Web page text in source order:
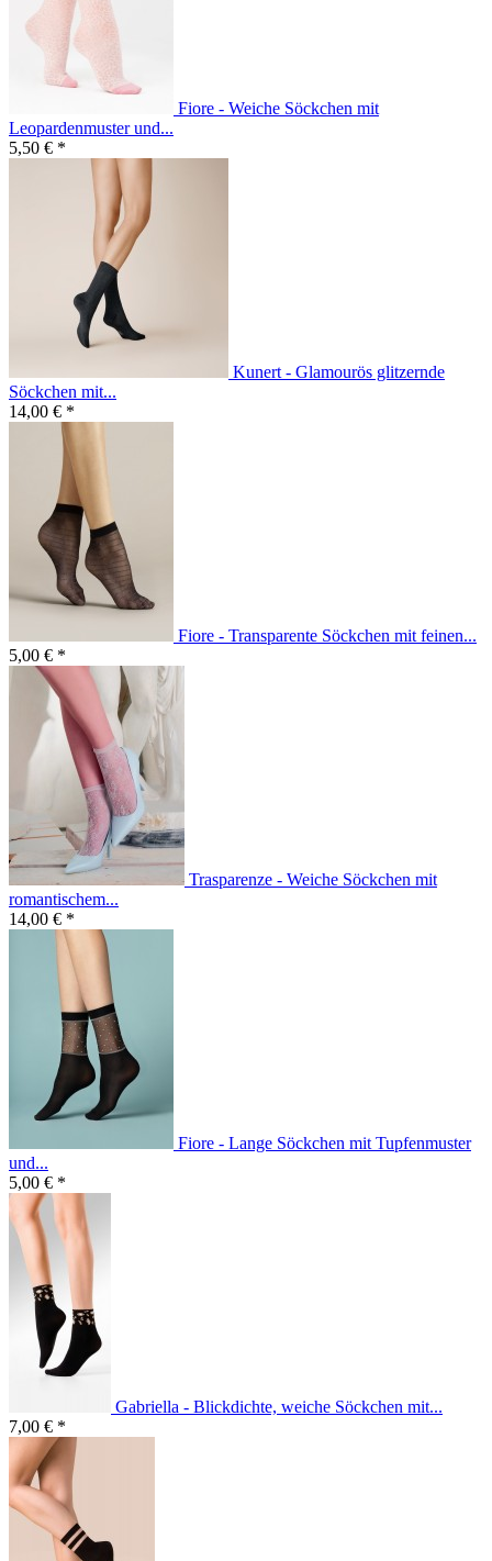
Fiore - Weiche Söckchen mit
Leopardenmuster und...
5,50 € *
Kunert - Glamourös glitzernde
Söckchen mit...
14,00 € *
Fiore - Transparente Söckchen mit feinen...
5,00 € *
Trasparenze - Weiche Söckchen mit
romantischem...
14,00 € *
Fiore - Lange Söckchen mit Tupfenmuster
und...
5,00 € *
Gabriella - Blickdichte, weiche Söckchen mit...
7,00 € *